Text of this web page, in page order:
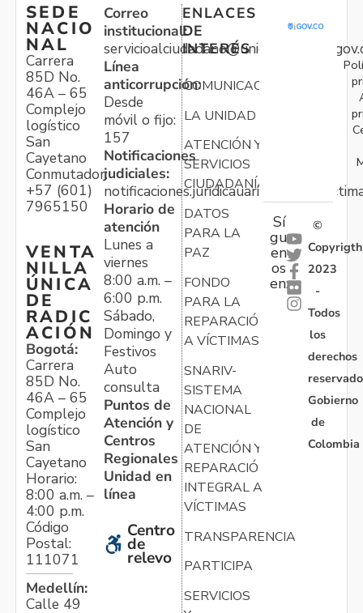
SEDE
NACIO
NAL
Carrera
85D No.
46A – 65
Complejo
logístico
San
Cayetano
Conmutador:
+57 (601)
7965150
VENTA
NILLA
ÚNICA
DE
RADIC
ACIÓN
Bogotá:
Carrera
85D No.
46A – 65
Complejo
logístico
San
Cayetano
Horario:
8:00 a.m. –
4:00 p.m.
Código
Postal:
111071
Medellín:
Calle 49
Correo
institucional:
Línea
anticorrupción:
Desde
móvil o fijo:
157
Notificaciones
judiciales:
Horario de
atención
Lunes a
viernes
8:00 a.m. –
6:00 p.m.
Sábado,
Domingo y
Festivos
Auto
consulta
Puntos de
Atención y
Centros
Regionales
Unidad en
línea
Centro
de
relevo
ENLACES
DE
INTERÉS
COMUNICACIONES
LA UNIDAD
ATENCIÓN Y
SERVICIOS
CIUDADANÍA
DATOS
PARA LA
PAZ
FONDO
PARA LA
REPARACIÓN
A VÍCTIMAS
SNARIV-
SISTEMA
NACIONAL
DE
ATENCIÓN Y
REPARACIÓN
INTEGRAL A
VÍCTIMAS
TRANSPARENCIA
PARTICIPA
SERVICIOS
Sí
gu
en
os
en:
©
Copyrigth
2023
-
Todos
los
derechos
Gobierno
de
Colombia